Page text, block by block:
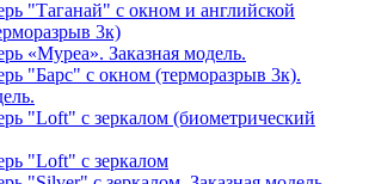
"Таганай" с окном и английской
3к)
«Муреа». Заказная модель.
"Барс" с окном (терморазрыв 3к).
"Loft" с зеркалом (биометрический
"Loft" с зеркалом